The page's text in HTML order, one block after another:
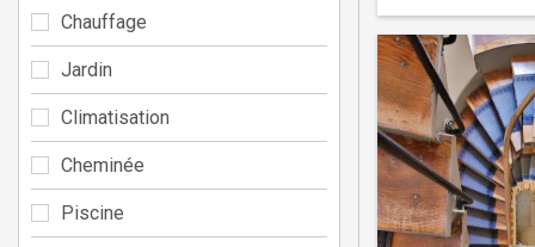
Chauffage
Jardin
Climatisation
Cheminée
Piscine